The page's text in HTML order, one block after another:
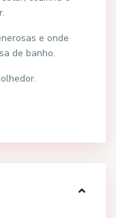
e onde
de banho.